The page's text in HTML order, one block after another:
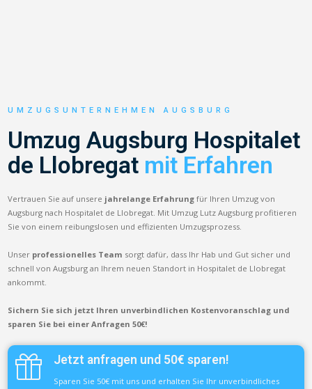
UMZUGSUNTERNEHMEN AUGSBURG
Umzug Augsburg Hospitalet
de Llobregat mit Erfahren
Vertrauen Sie auf unsere jahrelange Erfahrung für Ihren Umzug von
Augsburg nach Hospitalet de Llobregat. Mit Umzug Lutz Augsburg profitieren
Sie von einem reibungslosen und effizienten Umzugsprozess.
Unser professionelles Team sorgt dafür, dass Ihr Hab und Gut sicher und
schnell von Augsburg an Ihrem neuen Standort in Hospitalet de Llobregat
ankommt.
Sichern Sie sich jetzt Ihren unverbindlichen Kostenvoranschlag und
sparen Sie bei einer Anfragen 50€!
Jetzt anfragen und 50€ sparen!
Sparen Sie 50€ mit uns und erhalten Sie Ihr unverbindliches